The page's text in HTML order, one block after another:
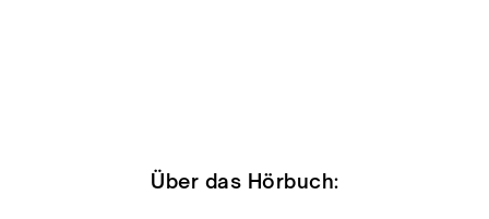
Über das Hörbuch: